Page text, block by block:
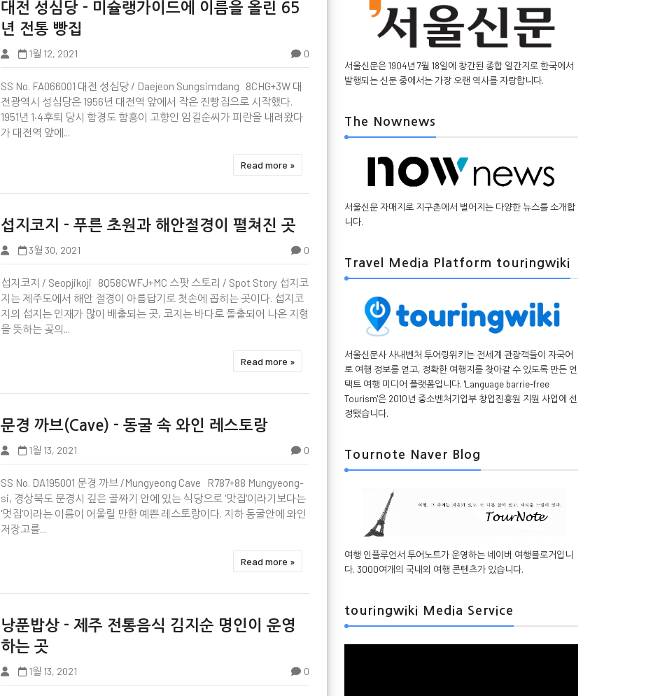
대전 성심당 - 미슐랭가이드에 이름을 올린 65
년 전통 빵집
1월 12, 2021 0
SS No. FA066001 대전 성심당 / Daejeon Sungsimdang 8CHG+3W 대
전광역시 성심당은 1956년 대전역 앞에서 작은 진빵집으로 시작했다.
1951년 1·4후퇴 당시 함경도 함흥이 고향인 임길순씨가 피란을 내려왔다
가 대전역 앞에...
Read more »

섭지코지 - 푸른 초원과 해안절경이 펼쳐진 곳
3월 30, 2021 0
섭지코지 / Seopjikoji 8Q58CWFJ+MC 스팟 스토리 / Spot Story 섭지코
지는 제주도에서 해안 절경이 아름답기로 첫손에 꼽히는 곳이다. 섭지코
지의 섭지는 인재가 많이 배출되는 곳, 코지는 바다로 돌출되어 나온 지형
을 뜻하는 곶의...
Read more »

문경 까브(Cave) - 동굴 속 와인 레스토랑
1월 13, 2021 0
SS No. DA195001 문경 까브 /Mungyeong Cave R787+88 Mungyeong-
si, 경상북도 문경시 깊은 골짜기 안에 있는 식당으로 '맛집'이라기보다는
'멋집'이라는 이름이 어울릴 만한 예쁜 레스토랑이다. 지하 동굴안에 와인
저장고를...
Read more »
낭푼밥상 - 제주 전통음식 김지순 명인이 운영
하는 곳
1월 13, 2021 0
서울신문은 1904년 7월 18일에 창간된 종합 일간지로 한국에서
발행되는 신문 중에서는 가장 오랜 역사를 자랑합니다.
The Nownews
서울신문 자매지로 지구촌에서 벌어지는 다양한 뉴스를 소개합
니다.
Travel Media Platform touringwiki
서울신문사 사내벤처 투어링위키는 전세계 관광객들이 자국어
로 여행 정보를 얻고, 정확한 여행지를 찾아갈 수 있도록 만든 언
택트 여행 미디어 플랫폼입니다. 'Language barrie-free
Tourism'은 2010년 중소벤처기업부 창업진흥원 지원 사업에 선
정됐습니다.
Tournote Naver Blog
여행 인플루언서 투어노트가 운영하는 네이버 여행블로거입니
다. 3000여개의 국내외 여행 콘텐츠가 있습니다.
touringwiki Media Service